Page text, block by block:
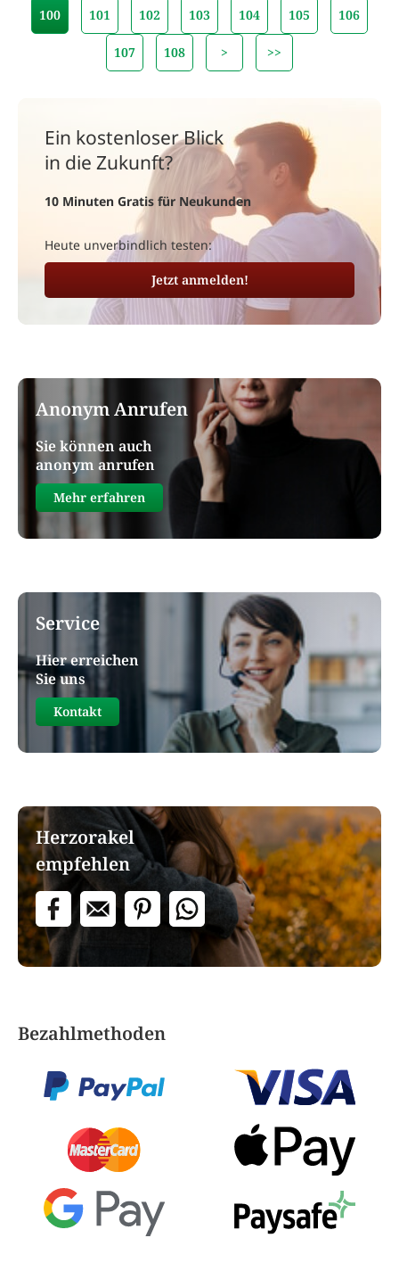
100 101 102 103 104 105 106
107 108 > >>
Ein kostenloser Blick
in die Zukunft?
10 Minuten Gratis für Neukunden
Heute unverbindlich testen:
Jetzt anmelden!
Anonym Anrufen
Sie können auch
anonym anrufen
Mehr erfahren
Service
Hier erreichen
Sie uns
Kontakt
Herzorakel
empfehlen
Bezahlmethoden